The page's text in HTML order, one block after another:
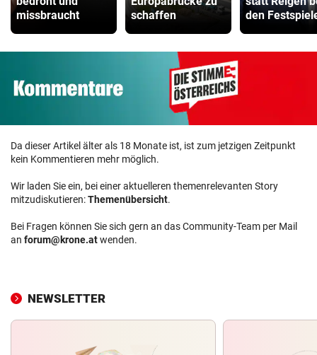
missbraucht
schaffen
den
Da dieser Artikel älter als 18 Monate ist, ist zum jetzigen Zeitpunkt
kein Kommentieren mehr möglich.
Wir laden Sie ein, bei einer aktuelleren themenrelevanten Story
mitzudiskutieren:Themenübersicht.
Bei Fragen können Sie sich gern an das Community-Team per Mail
an forum@krone.atwenden.
NEWSLETTER